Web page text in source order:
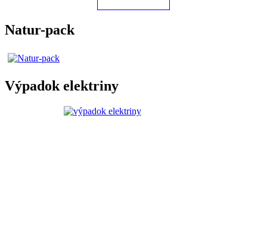
Natur-pack
Výpadok elektriny